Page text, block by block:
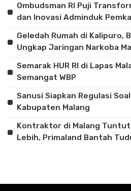
Ombudsman RI Puji
dan Inovasi Adminduk
Geledah Rumah di Kalipuro,
Ungkap Jaringan Narkoba
Semarak HUR RI di Lapas
Semangat WBP
Sanusi Siapkan Regulasi
Kabupaten Malang
Kontraktor di Malang Tuntut
Lebih, Primaland Bantah